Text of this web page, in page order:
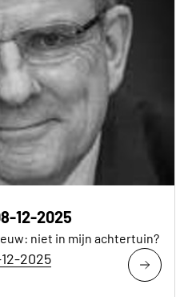
12-2025
niet in mijn achtertuin?
2025